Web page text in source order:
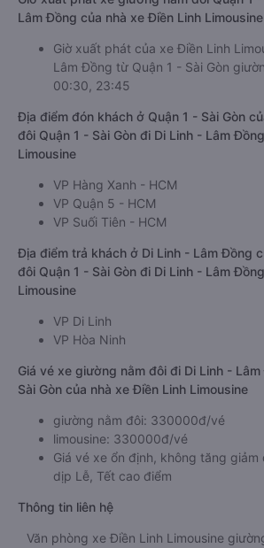
Lâm Đồng của nhà xe Điền Linh Limousine
Giờ xuất phát của xe Điền Linh
Lâm Đồng từ Quận 1 - Sài Gòn
00:30, 23:45
Địa điểm đón khách ở Quận 1 - Sài Gòn
đôi Quận 1 - Sài Gòn đi Di Linh - Lâm
Limousine
VP Hàng Xanh - HCM
VP Quận 5 - HCM
VP Suối Tiên - HCM
Địa điểm trả khách ở Di Linh - Lâm Đồng
đôi Quận 1 - Sài Gòn đi Di Linh - Lâm
Limousine
VP Di Linh
VP Hòa Ninh
Giá vé xe giường nằm đôi đi Di Linh -
Sài Gòn của nhà xe Điền Linh Limousine
giường nằm đôi: 330000đ/vé
limousine: 330000đ/vé
Giá vé xe ổn định, không tăng
dịp Lễ, Tết cao điểm
Thông tin liên hệ
Văn phòng xe Điền Linh Limousine